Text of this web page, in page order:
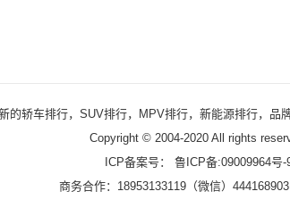
的轿车排行，SUV排行，MPV排行，新能源排行，品
Copyright © 2004-2020 All rights
ICP备案号：
鲁ICP备:09009964号-
商务合作：18953133119（微信）